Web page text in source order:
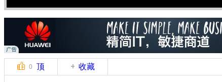
0 顶 收藏